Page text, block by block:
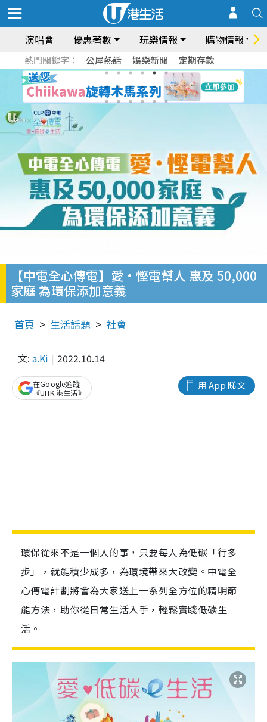
演唱會 優惠著數 玩樂情報 購物情報
熱門關鍵字： 公屋熱話 娛樂新聞 定期存款
【中電全心傳電】愛•慳電幫人 惠及 50,000
家庭 為環保添加意義
首頁 生活話題 社會
文: a.Ki 2022.10.14
用 App 睇文
在Google追蹤
《UHK 港生活》
環保從來不是一個人的事，只要每人為低碳「行多
步」，就能積少成多，為環境帶來大改變。中電全
心傳電計劃將會為大家送上一系列全方位的精明節
能方法，助你從日常生活入手，輕鬆實踐低碳生
活。